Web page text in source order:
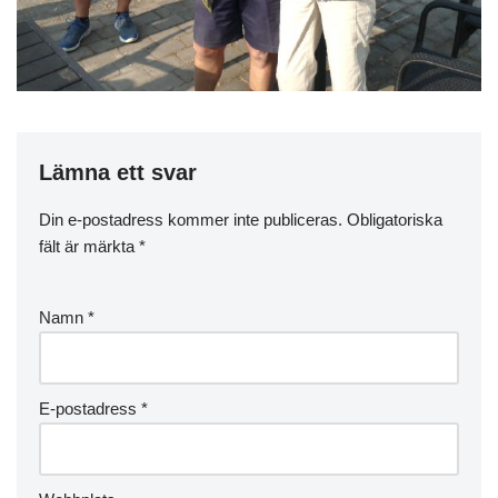
Lämna ett svar
Din e-postadress kommer inte publiceras. Obligatoriska
fält är märkta *
Namn *
E-postadress *